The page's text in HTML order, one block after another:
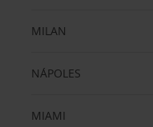
MILAN
NÁPOLES
MIAMI